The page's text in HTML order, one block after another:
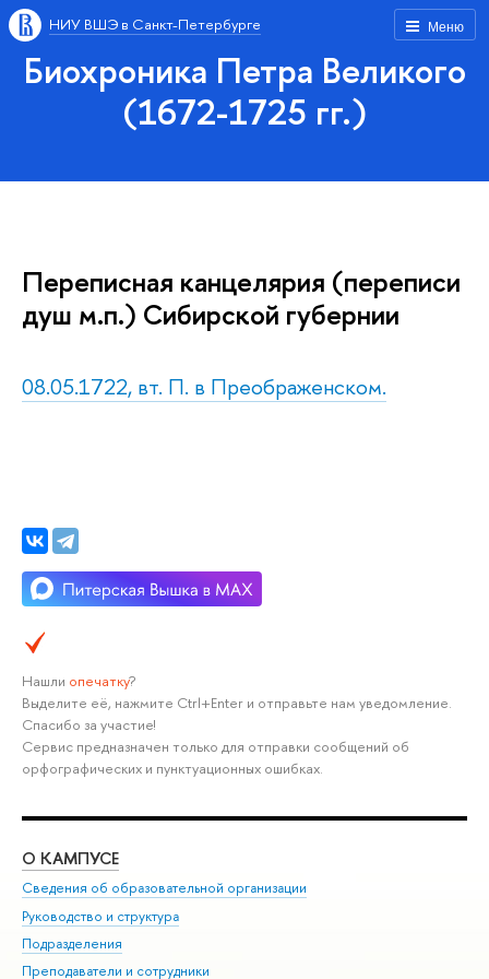
Меню
НИУ ВШЭ в Санкт-Петербурге
Биохроника Петра Великого
(1672-1725 гг.)
Переписная канцелярия (переписи
душ м.п.) Сибирской губернии
08.05.1722, вт. П. в Преображенском.
Нашли опечатку?
Выделите её, нажмите Ctrl+Enter и отправьте нам уведомление.
Спасибо за участие!
Сервис предназначен только для отправки сообщений об
орфографических и пунктуационных ошибках.
О КАМПУСЕ
Сведения об образовательной организации
Руководство и структура
Подразделения
Преподаватели и сотрудники